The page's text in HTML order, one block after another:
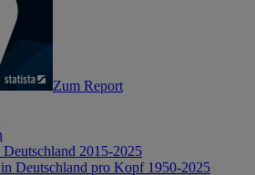
Zum Report
Deutschland 2015-2025
Deutschland pro Kopf 1950-2025